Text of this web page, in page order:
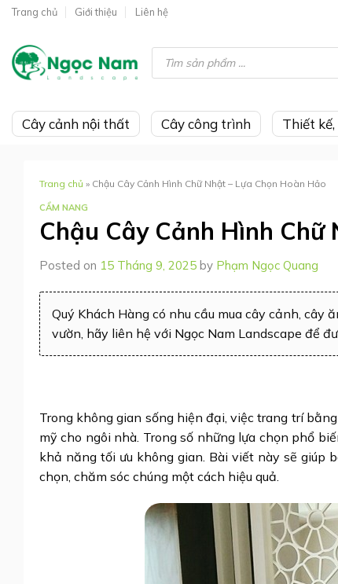
Skip
content
Trang chủ Giới thiệu Liên hệ
Tìm
kiếm
sản
Cây cảnh nội thất Cây công trình Thiết
Trang chủ » Chậu Cây Cảnh Hình Chữ Nhật – Lựa Chọn Hoàn Hảo
CẨM NANG
Chậu Cây Cảnh Hình
Posted on 15 Tháng 9, 2025 by Phạm Ngọc Quang
Quý Khách Hàng có nhu cầu mua cây cảnh, cây
vườn, hãy liên hệ với Ngọc Nam Landscape để
Trong không gian sống hiện đại, việc trang trí
mỹ cho ngôi nhà. Trong số những lựa chọn phổ
khả năng tối ưu không gian. Bài viết này sẽ giúp
chọn, chăm sóc chúng một cách hiệu quả.